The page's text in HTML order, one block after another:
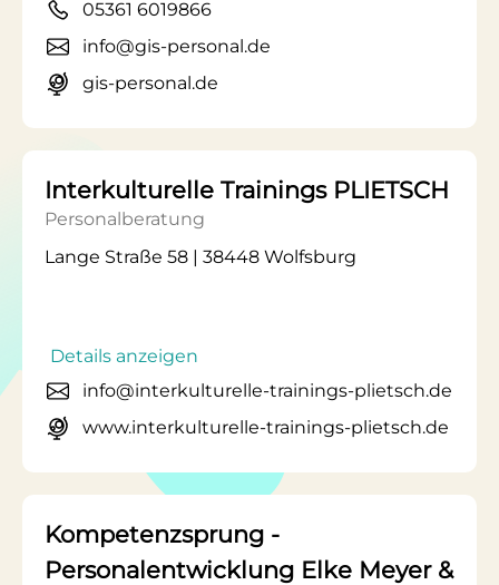
05361 6019866
info@gis-personal.de
gis-personal.de
Interkulturelle Trainings PLIETSCH
Personalberatung
Lange Straße 58 | 38448 Wolfsburg
Details anzeigen
info@interkulturelle-trainings-plietsch.de
www.interkulturelle-trainings-plietsch.de
Kompetenzsprung -
Personalentwicklung Elke Meyer &